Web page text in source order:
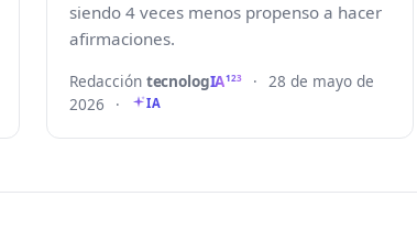
siendo 4 veces menos propenso a hacer
afirmaciones.
Redacción tecnologIA123 · 28 de mayo de
2026
· IA